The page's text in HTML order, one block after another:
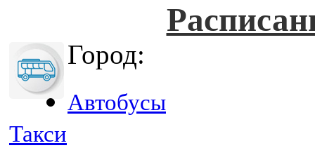
Город:
Автобусы
Такси